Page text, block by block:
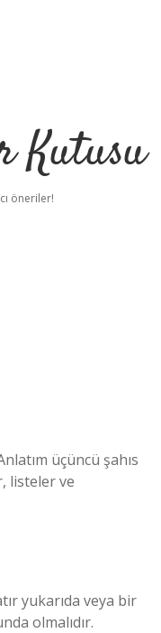
öneriler!
üçüncü şahıs
listeler ve
yukarıda veya bir
olmalıdır.